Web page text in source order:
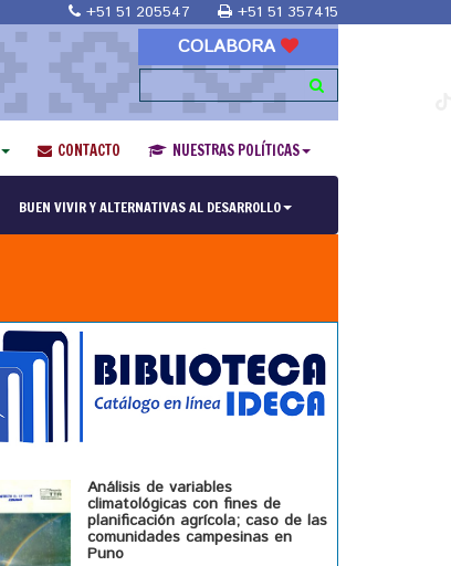
+51 51 205547 +51 51 357415
COLABORA
CONTACTO NUESTRAS POLÍTICAS
BUEN VIVIR Y ALTERNATIVAS AL DESARROLLO
Análisis de variables
climatológicas con fines de
planificación agrícola; caso de las
comunidades campesinas en
Puno